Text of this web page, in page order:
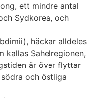
ett mindre antal
Sydkorea, och
häckar alldeles
kallas Sahelregionen,
är över flyttar
och östliga